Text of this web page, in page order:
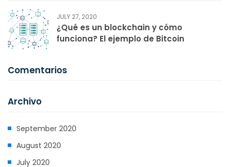
JULY 27, 2020
¿Qué es un blockchain y cómo
funciona? El ejemplo de Bitcoin
Comentarios
Archivo
September 2020
August 2020
July 2020